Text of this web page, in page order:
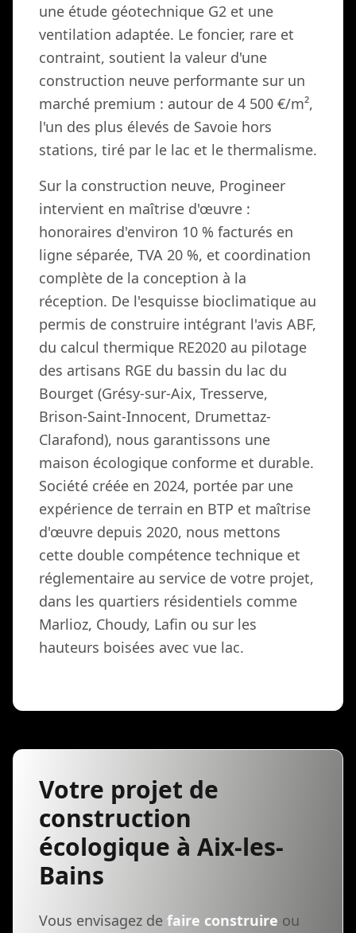
une étude géotechnique G2 et une
ventilation adaptée. Le foncier, rare et
contraint, soutient la valeur d'une
construction neuve performante sur un
marché premium : autour de 4 500 €/m²,
l'un des plus élevés de Savoie hors
stations, tiré par le lac et le thermalisme.
Sur la construction neuve, Progineer
intervient en maîtrise d'œuvre :
honoraires d'environ 10 % facturés en
ligne séparée, TVA 20 %, et coordination
complète de la conception à la
réception. De l'esquisse bioclimatique au
permis de construire intégrant l'avis ABF,
du calcul thermique RE2020 au pilotage
des artisans RGE du bassin du lac du
Bourget (Grésy-sur-Aix, Tresserve,
Brison-Saint-Innocent, Drumettaz-
Clarafond), nous garantissons une
maison écologique conforme et durable.
Société créée en 2024, portée par une
expérience de terrain en BTP et maîtrise
d'œuvre depuis 2020, nous mettons
cette double compétence technique et
réglementaire au service de votre projet,
dans les quartiers résidentiels comme
Marlioz, Choudy, Lafin ou sur les
hauteurs boisées avec vue lac.
Votre projet de
construction
écologique à Aix-les-
Bains
Vous envisagez de faire construire ou